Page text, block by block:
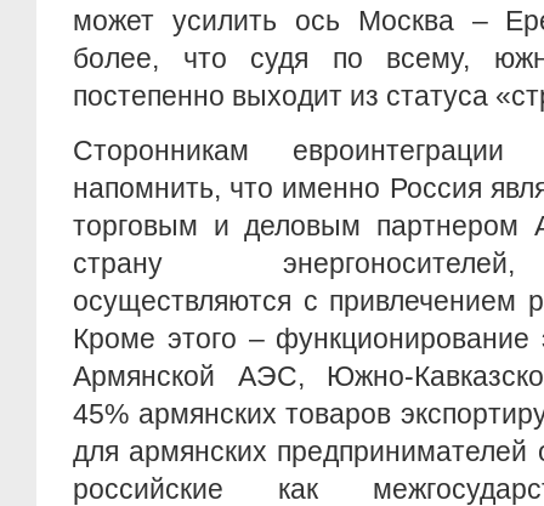
может усилить ось Москва –
более, что судя по всему,
постепенно выходит из статуса
Сторонникам евроинтеграции
напомнить, что именно Россия
торговым и деловым партнером
страну
осуществляются с привлечением
Кроме этого – функционирование
Армянской АЭС, Южно-
45% армянских товаров
для армянских
российские как